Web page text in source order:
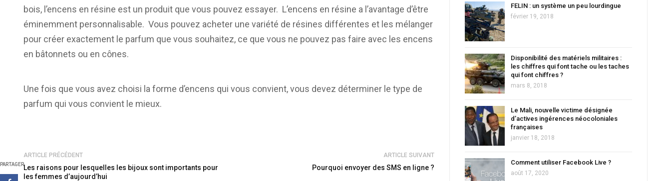
PARTAGER
bois, l’encens en résine est un produit que vous pouvez essayer. L’encens en résine a l’avantage d’être
éminemment personnalisable. Vous pouvez acheter une variété de résines différentes et les mélanger
pour créer exactement le parfum que vous souhaitez, ce que vous ne pouvez pas faire avec les encens
en bâtonnets ou en cônes.
Une fois que vous avez choisi la forme d’encens qui vous convient, vous devez déterminer le type de
parfum qui vous convient le mieux.
ARTICLE PRÉCÉDENT
Les raisons pour lesquelles les bijoux sont importants pour
les femmes d’aujourd’hui
ARTICLE SUIVANT
Pourquoi envoyer des SMS en ligne ?
FELIN : un système un peu lourdingue
février 19, 2018
Disponibilité des matériels militaires :
les chiffres qui font tache ou les taches
qui font chiffres ?
mars 8, 2018
Le Mali, nouvelle victime désignée
d’actives ingérences néocoloniales
françaises
janvier 18, 2018
Comment utiliser Facebook Live ?
août 17, 2020